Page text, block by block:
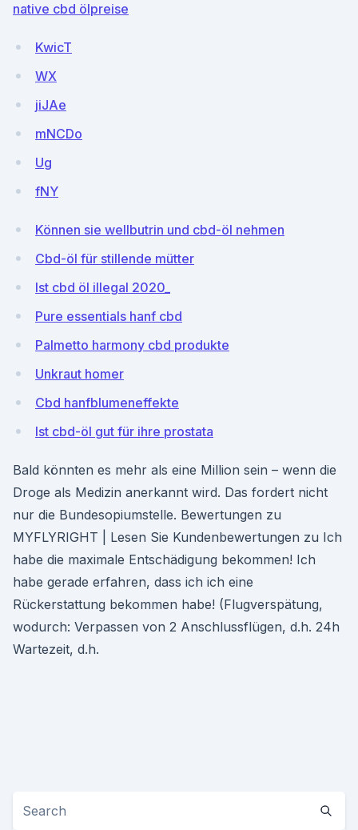
native cbd ölpreise
KwicT
WX
jiJAe
mNCDo
Ug
fNY
Können sie wellbutrin und cbd-öl nehmen
Cbd-öl für stillende mütter
Ist cbd öl illegal 2020_
Pure essentials hanf cbd
Palmetto harmony cbd produkte
Unkraut homer
Cbd hanfblumeneffekte
Ist cbd-öl gut für ihre prostata
Bald könnten es mehr als eine Million sein – wenn die
Droge als Medizin anerkannt wird. Das fordert nicht
nur die Bundesopiumstelle. Bewertungen zu
MYFLYRIGHT | Lesen Sie Kundenbewertungen zu Ich
habe die maximale Entschädigung bekommen! Ich
habe gerade erfahren, dass ich ich eine
Rückerstattung bekommen habe! (Flugverspätung,
wodurch: Verpassen von 2 Anschlussflügen, d.h. 24h
Wartezeit, d.h.